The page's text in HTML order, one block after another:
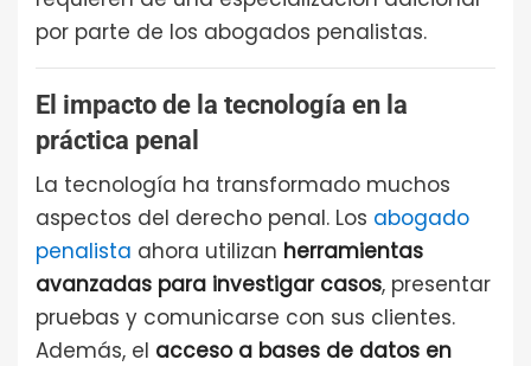
por parte de los abogados penalistas.
El impacto de la tecnología en la
práctica penal
La tecnología ha transformado muchos
aspectos del derecho penal. Los abogado
penalista ahora utilizan herramientas
avanzadas para investigar casos, presentar
pruebas y comunicarse con sus clientes.
Además, el acceso a bases de datos en